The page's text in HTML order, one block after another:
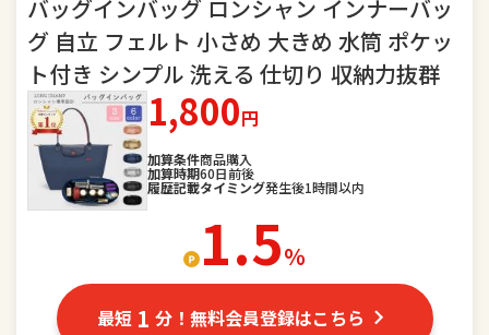
総合 レディースファッション
メンズファッション バッグ
腕時計
スポーツ
家電
スマートフォン・タブレット 食品
ドリンク、水、お酒 インテリア・寝具・収納
バッグインバッグ ロンシャン インナーバッ
グ 自立 フェルト 小さめ 大きめ 水筒 ポケッ
ト付き シンプル 洗える 仕切り 収納力抜群
1,800円
加算条件商品購入
加算時期60日前後
履歴記載タイミング発生後1時間以内
1.5％
最短 1 分！無料会員登録はこちら